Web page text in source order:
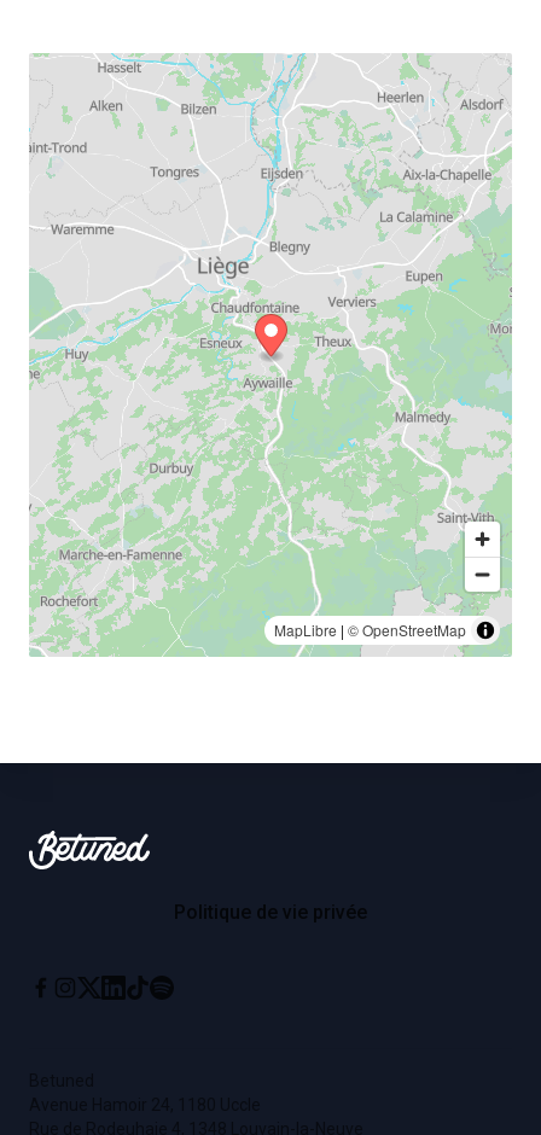
MapLibre | © OpenStreetMap
Betuned
Politique de vie privée
Instagram
X Linkedin
TiktokSpotify